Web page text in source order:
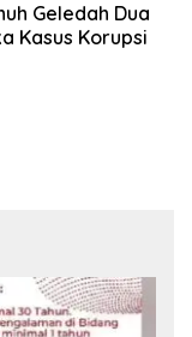
Geledah Dua
Kasus Korupsi